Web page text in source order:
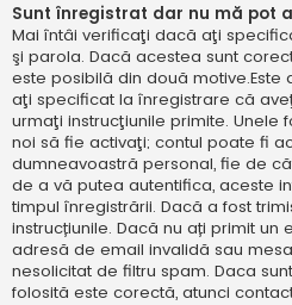
Sunt înregistrat dar nu mă pot
Mai întâi verificaţi dacă aţi
şi parola. Dacă acestea sunt
este posibilă din două motive.Este
aţi specificat la înregistrare că
urmaţi instrucţiunile primite. Unele
noi să fie activaţi; contul poate fi
dumneavoastră personal, fie de
de a vă putea autentifica, aceste
timpul înregistrării. Dacă a fost
instrucțiunile. Dacă nu ați primit un
adresă de email invalidă sau
nesolicitat de filtru spam. Daca
folosită este corectă, atunci